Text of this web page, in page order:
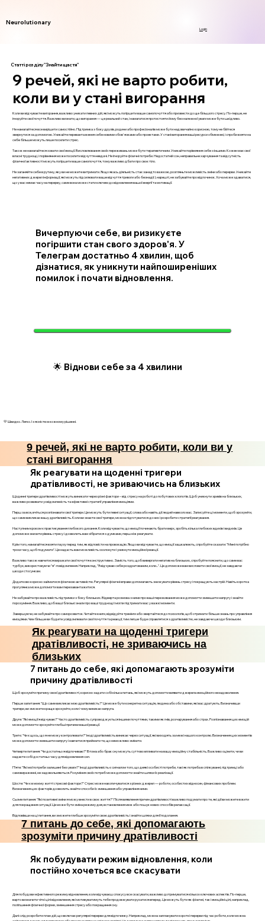
Neurolutionary
Login
Статті розділу "Знайти щастя"
9 речей, які не варто робити,
коли ви у стані вигорання
Коли ви відчуваєте вигорання, важливо уникати певних дій, які можуть погіршити ваше самопочуття або призвести до ще більшого стресу. По-перше, не
ігноруйте свої почуття. Важливо визнати, що вигорання — це реальний стан, і намагатися протистояти йому без належної уваги може бути шкідливо.
Не намагайтеся все вирішити самостійно. Підтримка з боку друзів, родини або професіоналів може бути надзвичайно корисною, тому не бійтеся
звернутися за допомогою. Уникайте перевантаження себе новими обов'язками або проектами. У стані вигорання ваші ресурси обмежені, і спроби взяти на
себе більше можуть лише посилити стрес.
Також не намагайтеся ховати свої емоції. Висловлювання своїх переживань може бути терапевтичним. Уникайте порівняння себе з іншими. Кожен має свої
власні труднощі, і порівняння може посилити відчуття невдачі. Не ігноруйте фізичні потреби. Недостатній сон, неправильне харчування та відсутність
фізичної активності можуть погіршити ваше самопочуття, тому важливо дбати про своє тіло.
Не заганяйте себе в рутину, яку ви не можете витримати. Якщо якась діяльність стає занадто важкою, розгляньте можливість зміни або перерви. Уникайте
негативних джерел інформації, які можуть підсилювати ваше відчуття тривоги або безнадії. І, нарешті, не забувайте про відпочинок. Хоча може здаватися,
що у вас немає часу на перерву, саме вона може стати ключем до відновлення вашої енергії та мотивації.
Вичерпуючи себе, ви ризикуєте
погіршити стан свого здоров'я. У
Телеграм достатньо 4 хвилин, щоб
дізнатися, як уникнути найпоширеніших
помилок і почати відновлення.
🌟 Віднови себе за 4 хвилини
💛 Швидко. Легко. І з ясністю в кожному рішенні.
9 речей, які не варто робити, коли ви у
стані вигорання
Як реагувати на щоденні тригери
дратівливості, не зриваючись на близьких
Щоденні тригери дратівливості можуть виникати через різні фактори – від стресу на роботі до побутових клопотів. Щоб уникнути зривів на близьких,
важливо розвивати усвідомленість та ефективні стратегії управління емоціями.
Перш за все, вчіться розпізнавати свої тригери. Це можуть бути певні ситуації, слова або навіть дії людей навколо вас. Записуйте ці моменти, щоб зрозуміти,
що саме викликає вашу дратівливість. Коли ви знаєте свої тригери, можна підготуватися до них і розробити стратегії реагування.
Наступним кроком є практикування глибокого дихання. Коли відчуваєте, що емоції починають брати верх, зробіть кілька глибоких вдихів і видихів. Це
допоможе знизити рівень стресу і дозволить вам зібратися з думками, перш ніж реагувати.
Крім того, намагайтеся взяти паузу перед тим, як відповісти на провокацію. Якщо ви відчуваєте, що емоції зашкалюють, спробуйте сказати: "Мені потрібно
трохи часу, щоб подумати". Це надасть вам можливість охолонути і уникнути емоційної реакції.
Важливо також навчитися виражати свої почуття конструктивно. Замість того, щоб вивергати негатив на близьких, спробуйте пояснити, що саме вас
турбує, використовуючи "я"-повідомлення. Наприклад, "Я відчуваю себе роздратованим, коли...". Це допоможе вам висловити свої емоції, не завдаючи
шкоди стосункам.
Додатково корисно займатися фізичною активністю. Регулярні фізичні вправи допомагають знижувати рівень стресу і покращують настрій. Навіть коротка
прогулянка може допомогти вам перезавантажитися.
Не забувайте про важливість підтримки з боку близьких. Відверта розмова з ними про ваші переживання може допомогти зменшити напругу і знайти
порозуміння. Важливо, щоб ваші близькі знали про ваші труднощі і могли підтримати вас у важкі моменти.
Завершуючи, не забувайте про саморозвиток. Читайте книги, відвідуйте тренінги або звертайтеся до психологів, щоб отримати більше знань про управління
емоціями. Чим більше ви будете усвідомлювати свої почуття та реакції, тим легше буде справлятися з дратівливістю, не завдаючи шкоди близьким.
Як реагувати на щоденні тригери
дратівливості, не зриваючись на
близьких
7 питань до себе, які допомагають зрозуміти
причину дратівливості
Щоб зрозуміти причину своєї дратівливості, корисно задати собі кілька питань, які можуть допомогти виявити джерела емоційного незадоволення.
Перше запитання: "Що саме викликає мою дратівливість?" Це може бути конкретна ситуація, людина або обставини, які вас дратують. Визначивши
тригери, ви зможете краще зрозуміти, коли і чому виникає напруга.
Друге: "Які емоції я відчуваю?" Часто дратівливість супроводжується іншими почуттями, такими як гнів, розчарування або страх. Розпізнавання цих емоцій
може допомогти зрозуміти глибші причини вашої реакції.
Третє: "Чи є щось, що я не можу контролювати?" Іноді дратівливість виникає через ситуації, які виходять за межі нашого контролю. Визначення цих моментів
може допомогти зменшити напругу і навчитися приймати те, що неможливо змінити.
Четверте питання: "Чи достатньо я відпочиваю?" Втома або брак сну можуть суттєво впливати на вашу емоційну стабільність. Важливо оцінити, чи ви
надаєте собі достатньо часу для відновлення сил.
П’яте: "Які мої потреби залишені без уваги?" Іноді дратівливість є сигналом того, що деякі особисті потреби, такі як потреба в спілкуванні, підтримці або
самовираженні, не задовольняються. Розуміння своїх потреб може допомогти знайти шляхи їх реалізації.
Шосте: "Чи є в моєму житті стресові фактори?" Стрес може накопичуватися з різних джерел — роботи, особистих відносин, фінансових проблем.
Визначення цих факторів дозволить знайти способи їх зменшення або управління ними.
Сьоме питання: "Які позитивні зміни я можу внести в своє життя?" Після виявлення причин дратівливості важливо подумати про те, які дії ви можете вжити
для покращення ситуації. Це може бути зміна режиму дня, встановлення меж або пошук нових способів релаксації.
Відповівши на ці питання, ви зможете глибше зрозуміти свою дратівливість і знайти шляхи для її подолання.
7 питань до себе, які допомагають
зрозуміти причину дратівливості
Як побудувати режим відновлення, коли
постійно хочеться все скасувати
Для побудови ефективного режиму відновлення, коли відчуваєш спокусу все скасувати, важливо дотримуватися кількох ключових аспектів. По-перше,
варто визначити чіткі цілі відновлення, які мотивуватимуть тебе продовжувати рухатися вперед. Це можуть бути як фізичні, так і емоційні цілі, наприклад,
поліпшення фізичної форми, зменшення стресу або покращення сну.
Далі слід розробити план дій, що включає регулярні перерви для відпочинку. Наприклад, можна запланувати короткі перерви під час роботи, коли можна